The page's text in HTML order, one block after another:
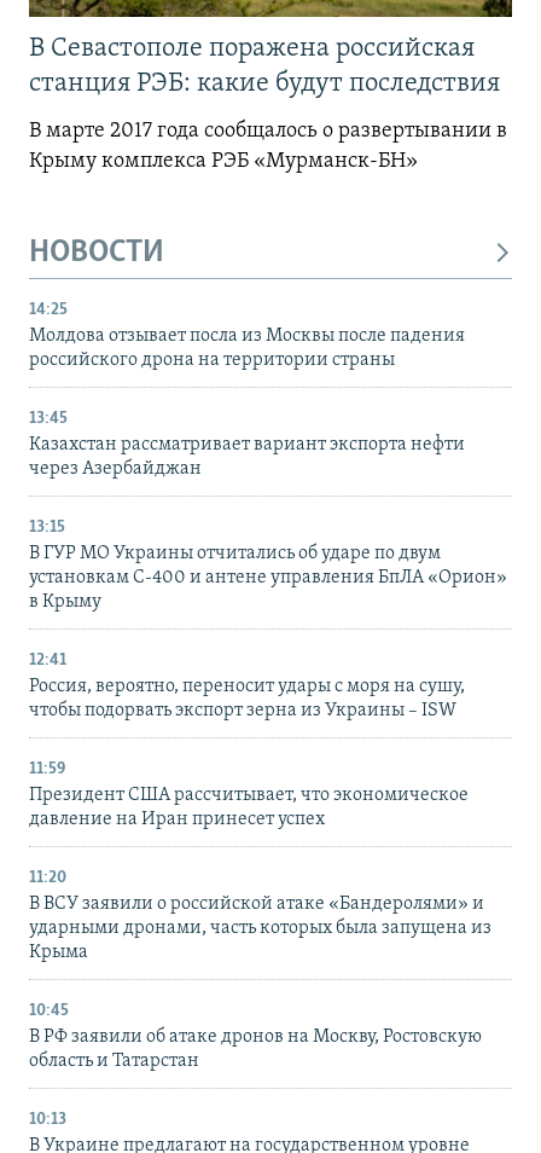
В Севастополе поражена российская
станция РЭБ: какие будут последствия
В марте 2017 года сообщалось о развертывании в
Крыму комплекса РЭБ «Мурманск-БН»
НОВОСТИ
14:25
Молдова отзывает посла из Москвы после падения
российского дрона на территории страны
13:45
Казахстан рассматривает вариант экспорта нефти
через Азербайджан
13:15
В ГУР МО Украины отчитались об ударе по двум
установкам С-400 и антене управления БпЛА «Орион»
в Крыму
12:41
Россия, вероятно, переносит удары с моря на сушу,
чтобы подорвать экспорт зерна из Украины – ISW
11:59
Президент США рассчитывает, что экономическое
давление на Иран принесет успех
11:20
В ВСУ заявили о российской атаке «Бандеролями» и
ударными дронами, часть которых была запущена из
Крыма
10:45
В РФ заявили об атаке дронов на Москву, Ростовскую
область и Татарстан
10:13
В Украине предлагают на государственном уровне